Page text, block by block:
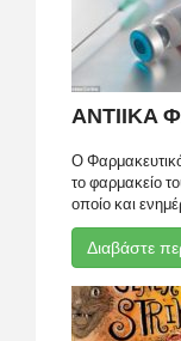
ΑΝΤΙΙΚΑ
Ο
το φαρμακείο
οποίο και
Διαβάστε